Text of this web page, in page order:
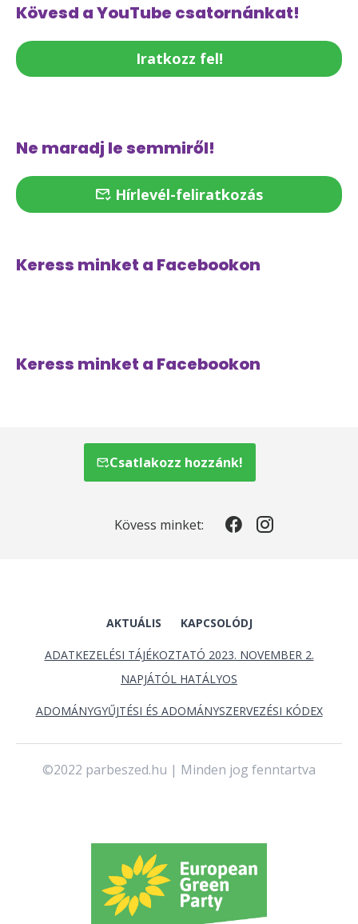
Kövesd a YouTube csatornánkat!
Iratkozz fel!
Ne maradj le semmiről!
Hírlevél-feliratkozás
Keress minket a Facebookon
Keress minket a Facebookon
Csatlakozz hozzánk!
Kövess minket:
AKTUÁLIS KAPCSOLÓDJ
ADATKEZELÉSI TÁJÉKOZTATÓ 2023. NOVEMBER 2.
NAPJÁTÓL HATÁLYOS
ADOMÁNYGYŰJTÉSI ÉS ADOMÁNYSZERVEZÉSI KÓDEX
©2022 parbeszed.hu | Minden jog fenntartva